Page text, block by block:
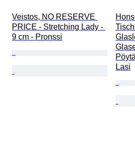
Veistos, NO RESERVE
PRICE - Stretching Lady -
9 cm - Pronssi
Lasi